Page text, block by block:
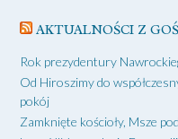
AKTUALNOŚCI Z
Rok prezydentury
Od Hiroszimy do
pokój
Zamknięte kościoły, Msze